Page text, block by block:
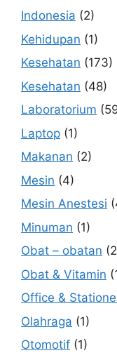
Indonesia (2)
Kehidupan (1)
Kesehatan (173)
Kesehatan (48)
Laboratorium
Laptop (1)
Makanan (2)
Mesin (4)
Mesin Anestesi
Minuman (1)
Obat – obatan
Obat & Vitamin
Office &
Olahraga (1)
Otomotif (1)